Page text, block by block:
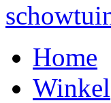
Home
Winkel